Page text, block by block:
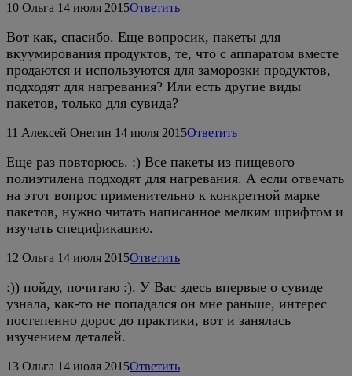
10 Ольга 14 июля 2015Ответить
Вот как, спасибо. Еще вопросик, пакеты для
вкуумирования продуктов, те, что с аппаратом вместе
продаются и используются для заморозки продуктов,
подходят для нагревания? Или есть другие виды
пакетов, только для сувида?
11 Алексей Онегин 14 июля 2015Ответить
Еще раз повторюсь. :) Все пакеты из пищевого
полиэтилена подходят для нагревания. А если отвечать
на этот вопрос применительно к конкретной марке
пакетов, нужно читать написанное мелким шрифтом и
изучать спецификацию.
12 Ольга 14 июля 2015Ответить
:)) пойду, почитаю :). У Вас здесь впервые о сувиде
узнала, как-то не попадался он мне раньше, интерес
постепенно дорос до практики, вот и занялась
изучением деталей.
13 Ольга 14 июля 2015Ответить